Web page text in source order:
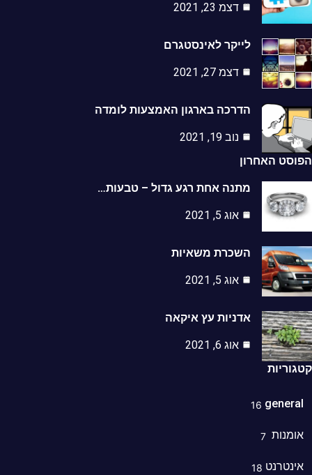
דצמ 23, 2021
לייקר לאינסטגרם
דצמ 27, 2021
הדרכה בארגון האמצעות לומדה
נוב 19, 2021
האחרון
מתנה אחת רגע גדול – טבעות…
אוג 5, 2021
השכרת משאיות
אוג 5, 2021
אדניות עץ איקאה
אוג 6, 2021
16
7
18